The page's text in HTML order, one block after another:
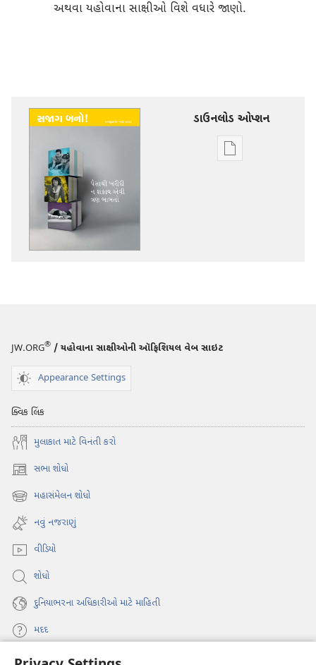
અથવા યહોવાના સાક્ષીઓ વિશે વધારે જાણો.
ડાઉનલોડ ઓપ્શન
ડિજિટલ
JW.ORG® / યહોવાના સાક્ષીઓની ઑફિશિયલ વેબ સાઇટ
Appearance Settings
ક્વિક લિંક
મુલાકાત માટે વિનંતી કરો
સભા શોધો
(opens
new
window)
મહાસંમેલન શોધો
(opens
new
window)
નવું નજરાણું
વીડિયો
શોધો
દુનિયાભરના અધિકારીઓ માટે માહિતી
મદદ